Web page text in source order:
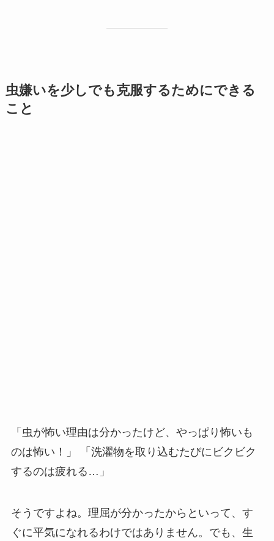
虫嫌いを少しでも克服するためにできる
こと
「虫が怖い理由は分かったけど、やっぱり怖いも
のは怖い！」 「洗濯物を取り込むたびにビクビク
するのは疲れる…」
そうですよね。理屈が分かったからといって、す
ぐに平気になれるわけではありません。でも、生